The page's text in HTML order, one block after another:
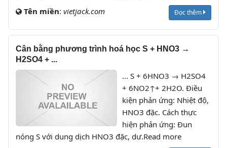
Tên miền: vietjack.com Đọc thêm
Cân bằng phương trình hoá học S + HNO3 →
H2SO4 + ...
... S + 6HNO3 → H2SO4
+ 6NO2↑+ 2H2O. Điều
kiện phản ứng: Nhiệt độ,
HNO3 đặc. Cách thực
hiện phản ứng: Đun
nóng S với dung dịch HNO3 đặc, dư.Read more